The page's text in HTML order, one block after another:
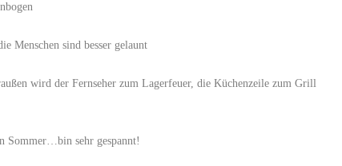
Menschen sind besser gelaunt
wird der Fernseher zum Lagerfeuer, die Küchenzeile zum Grill
Sommer…bin sehr gespannt!